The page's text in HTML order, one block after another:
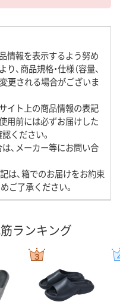
情報を表示するよう努め
、商品規格・仕様（容量、
更される場合がございま
イト上の商品情報の表記
用前には必ずお届けした
ください。
、メーカー等にお問い合
は、箱でのお届けをお約束
ご了承ください。
ランキング